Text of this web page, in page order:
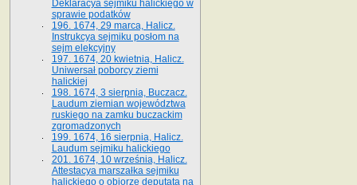
Deklaracya sejmiku halickiego w
sprawie podatków
196. 1674, 29 marca, Halicz.
Instrukcya sejmiku posłom na
sejm elekcyjny
197. 1674, 20 kwietnia, Halicz.
Uniwersał poborcy ziemi
halickiej
198. 1674, 3 sierpnia, Buczacz.
Laudum ziemian województwa
ruskiego na zamku buczackim
zgromadzonych
199. 1674, 16 sierpnia, Halicz.
Laudum sejmiku halickiego
201. 1674, 10 września, Halicz.
Attestacya marszałka sejmiku
halickiego o obiorze deputata na